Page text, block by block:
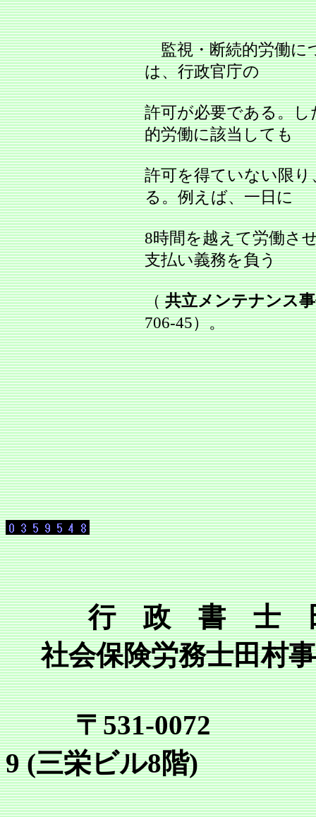
監視・断続的労働に
は、行政官庁の
許可が必要である。
的労働に該当しても
許可を得ていない限
る。例えば、一日に
8時間を越えて労働さ
支払い義務を負う
（共立メンテナンス
706‐45）。
行 政 書 士 田
社会保険労務士田村
〒531-0072 大
9 (三栄ビル8階)